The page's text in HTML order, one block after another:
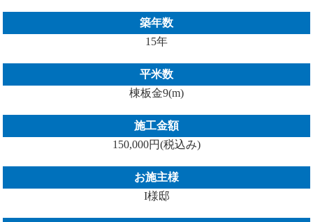
築年数
15年
平米数
棟板金9(m)
施工金額
150,000円(税込み)
お施主様
I様邸